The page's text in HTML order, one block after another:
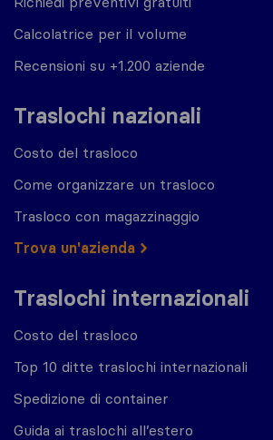
Calcolatrice per il volume
Recensioni su +1.200 aziende
Traslochi nazionali
Costo del trasloco
Come organizzare un trasloco
Trasloco con magazzinaggio
Trova un'azienda
Traslochi internazionali
Costo del trasloco
Top 10 ditte traslochi internazionali
Spedizione di container
Guida ai traslochi all’estero